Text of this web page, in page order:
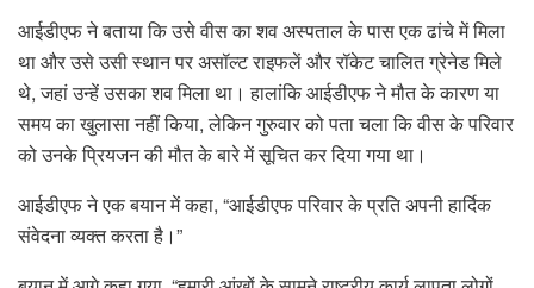
आईडीएफ ने बताया कि उसे वीस का शव अस्पताल के पास एक ढांचे में मिला
था और उसे उसी स्थान पर असॉल्ट राइफलें और रॉकेट चालित ग्रेनेड मिले
थे, जहां उन्हें उसका शव मिला था। हालांकि आईडीएफ ने मौत के कारण या
समय का खुलासा नहीं किया, लेकिन गुरुवार को पता चला कि वीस के परिवार
को उनके प्रियजन की मौत के बारे में सूचित कर दिया गया था।
आईडीएफ ने एक बयान में कहा, “आईडीएफ परिवार के प्रति अपनी हार्दिक
संवेदना व्यक्त करता है।”